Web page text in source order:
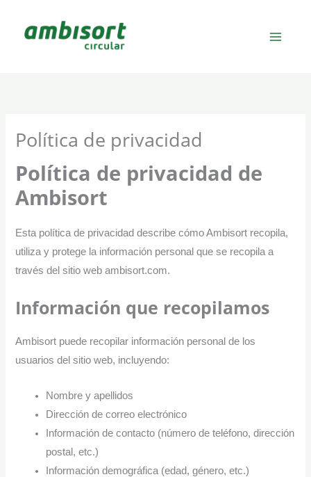
Política de privacidad
Política de privacidad de
Ambisort
Esta política de privacidad describe cómo Ambisort recopila,
utiliza y protege la información personal que se recopila a
través del sitio web ambisort.com.
Información que recopilamos
Ambisort puede recopilar información personal de los
usuarios del sitio web, incluyendo:
Nombre y apellidos
Dirección de correo electrónico
Información de contacto (número de teléfono, dirección
postal, etc.)
Información demográfica (edad, género, etc.)